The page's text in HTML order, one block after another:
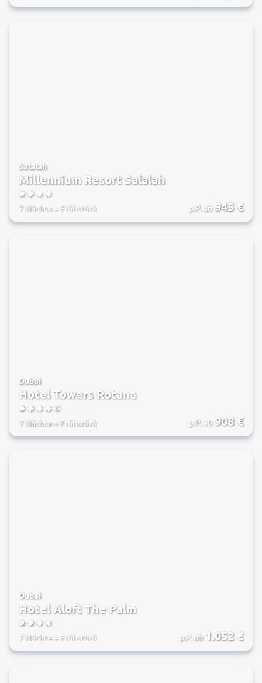
Salalah
Millennium Resort Salalah
7 Nächte+ Frühstück p.P. ab 945€
Dubai
Hotel Towers Rotana
7 Nächte+ Frühstück p.P. ab 908€
Dubai
Hotel Aloft The Palm
7 Nächte+ Frühstück p.P. ab 1.052€